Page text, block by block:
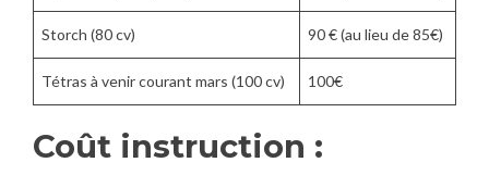
Storch (80 cv) 90 € (au lieu de 85€)
Tétras à venir courant mars (100 cv) 100€
Coût instruction :